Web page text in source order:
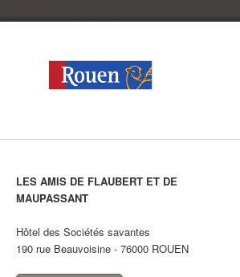
LES AMIS DE FLAUBERT ET DE
MAUPASSANT
Hôtel des Sociétés savantes
190 rue Beauvoisine - 76000 ROUEN